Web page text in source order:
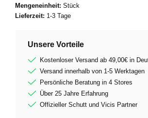
Mengeneinheit: Stück
Lieferzeit: 1-3 Tage
Unsere Vorteile
Kostenloser Versand ab 49,00€ in
Versand innerhalb von 1-5 Werktagen
Persönliche Beratung in 4 Stores
Über 25 Jahre Erfahrung
Offizieller Schutt und Vicis Partner